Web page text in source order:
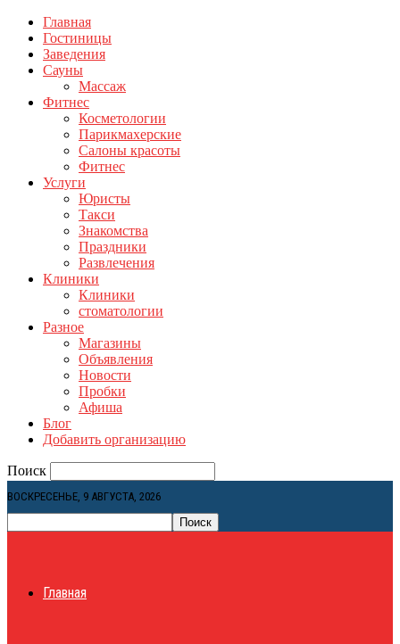
Главная
Гостиницы
Заведения
Сауны
Массаж
Фитнес
Косметологии
Парикмахерские
Салоны красоты
Фитнес
Услуги
Юристы
Такси
Знакомства
Праздники
Развлечения
Клиники
Клиники
стоматологии
Разное
Магазины
Объявления
Новости
Пробки
Афиша
Блог
Добавить организацию
Поиск
ВОСКРЕСЕНЬЕ, 9 АВГУСТА, 2026
Главная